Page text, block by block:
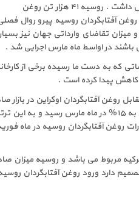
میزان صادرات روغن آفتابگردان روسیه به ایران و هندوستان در ماه مارس افزایش داشت . روسیه ۴۱ هزار تن روغن
و صادرات روغن آفتابگردان روسیه
و میزان تقاضای وارداتی جهان
در اواسط ماه مارس اجرایی شد .
به دست ما رسیده برخی از
کاهش پیدا کرده است .
آفتابگردان اوکراین در بازار
. بر خلاف کاهش میزان صادرات روغن آفتابگردان
تصمیم دارد ورود روغن